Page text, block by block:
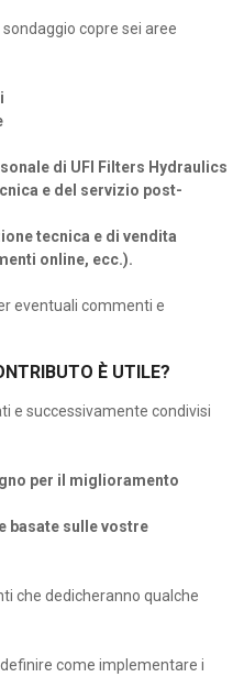
copre sei aree
di UFI Filters Hydraulics
e del servizio post-
tecnica e di vendita
online, ecc.).
eventuali commenti e
È UTILE?
e successivamente condivisi
per il miglioramento
basate sulle vostre
che dedicheranno qualche
come implementare i